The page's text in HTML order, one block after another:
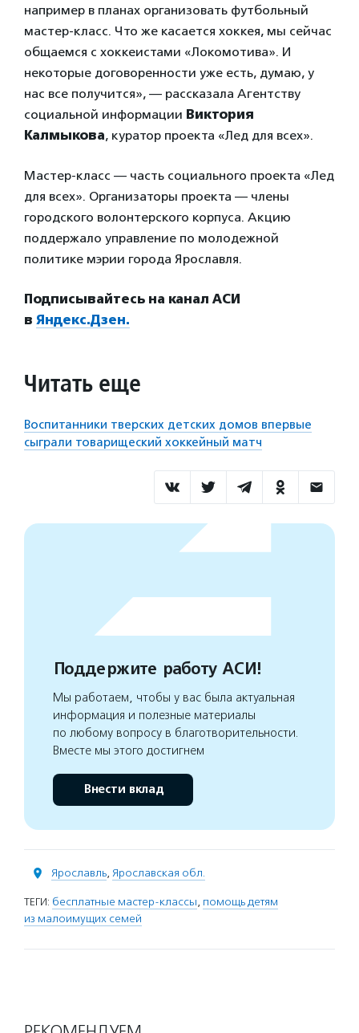
например в планах организовать футбольный
мастер-класс. Что же касается хоккея, мы сейчас
общаемся с хоккеистами «Локомотива». И
некоторые договоренности уже есть, думаю, у
нас все получится», — рассказала Агентству
социальной информации Виктория
Калмыкова, куратор проекта «Лед для всех».
Мастер-класс — часть социального проекта «Лед
для всех». Организаторы проекта — члены
городского волонтерского корпуса. Акцию
поддержало управление по молодежной
политике мэрии города Ярославля.
Подписывайтесь на канал АСИ
в Яндекс.Дзен.
Читать еще
Воспитанники тверских детских домов впервые
сыграли товарищеский хоккейный матч
Поддержите работу АСИ!
Мы работаем, чтобы у вас была актуальная
информация и полезные материалы
по любому вопросу в благотворительности.
Вместе мы этого достигнем
Внести вклад
Ярославль, Ярославская обл.
ТЕГИ: бесплатные мастер-классы, помощь детям
из малоимущих семей